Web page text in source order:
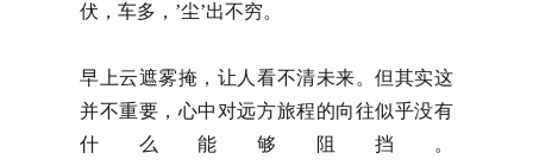
伏，车多，’尘’出不穷。
早上云遮雾掩，让人看不清未来。但其实这
并不重要，心中对远方旅程的向往似乎没有
什么能够阻挡。